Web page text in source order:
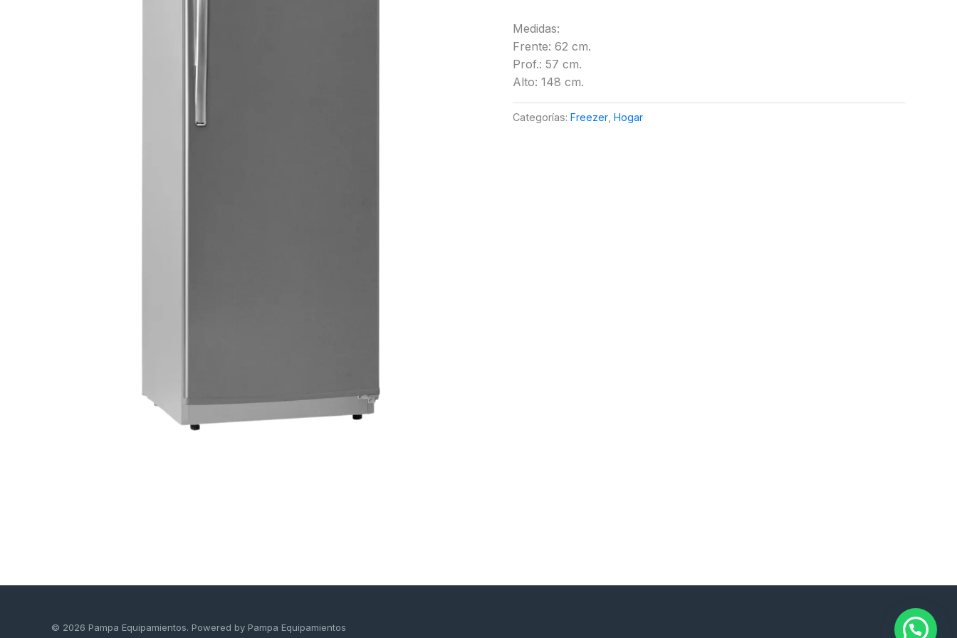
Medidas:
Frente: 62 cm.
Prof.: 57 cm.
Alto: 148 cm.
Categorías: Freezer Hogar
© 2026 Pampa Equipamientos. Powered by Pampa Equipamientos